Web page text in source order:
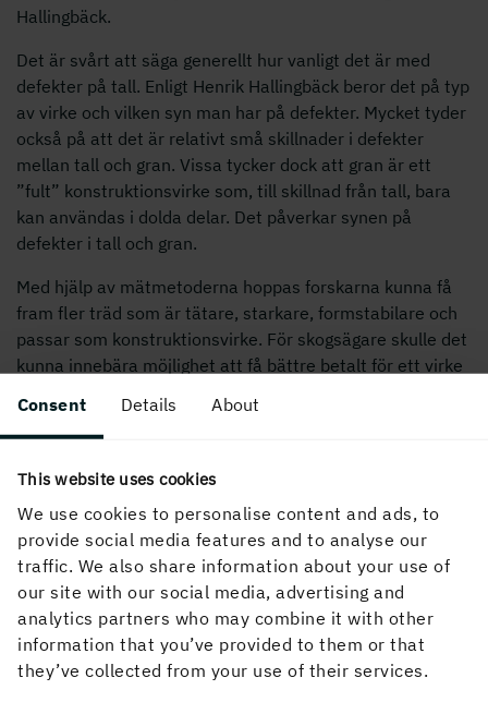
Consent Details About
This website uses cookies
We use cookies to personalise content and ads, to
provide social media features and to analyse our
traffic. We also share information about your use of
our site with our social media, advertising and
analytics partners who may combine it with other
information that you’ve provided to them or that
they’ve collected from your use of their services.
Hallingbäck.
Det är svårt att säga generellt hur vanligt det är med
defekter på tall. Enligt Henrik Hallingbäck beror det på typ
av virke och vilken syn man har på defekter. Mycket tyder
också på att det är relativt små skillnader i defekter
mellan tall och gran. Vissa tycker dock att gran är ett
”fult” konstruktionsvirke som, till skillnad från tall, bara
kan användas i dolda delar. Det påverkar synen på
defekter i tall och gran.
Med hjälp av mätmetoderna hoppas forskarna kunna få
fram ﬂer träd som är tätare, starkare, formstabilare och
passar som konstruktionsvirke. För skogsägare skulle det
kunna innebära möjlighet att få bättre betalt för ett virke
fördelar om utbytet ökar och en mindre andel blir
vrakvirke, och om det på förhand bättre går att bedöma
kvaliteten på virket.
– Framför allt handlar kvalitetsfrågan om att
generellt öka förtroendet för tallvirkets förmåga
som konstruktionsvirke. Det skulle både sågverk
och skogsägare tjäna på, säger Henrik